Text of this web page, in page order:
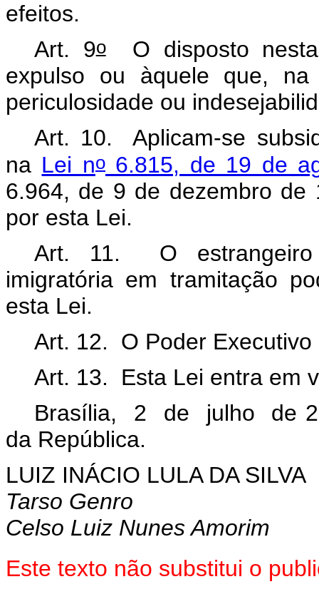
efeitos.
Art. 9oO disposto nesta
expulso ou àquele que,
periculosidade ou
Art. 10. Aplicam-se
na Lei no6.815, de 19 de
6.964, de 9 de dezembro de
por esta Lei.
Art. 11. O estrangeiro
imigratória em tramitação
esta Lei.
Art. 12. O Poder
Art. 13. Esta Lei entra em
Brasília, 2 de julho de
da República.
LUIZ INÁCIO LULA DA SILVA
Tarso Genro
Celso Luiz Nunes Amorim
Este texto não substitui o